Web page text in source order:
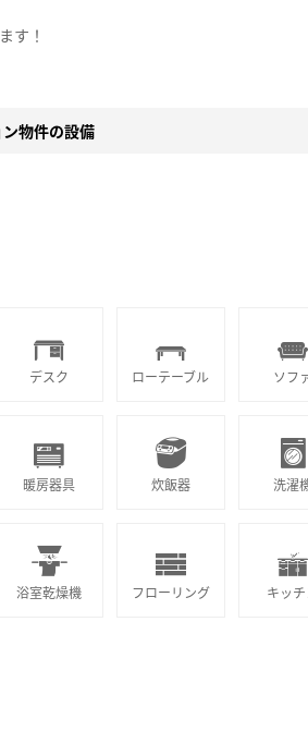
す！
物件の設備
デスク ローテーブル ソフ
暖房器具 炊飯器 洗濯
浴室乾燥機 フローリング キッ